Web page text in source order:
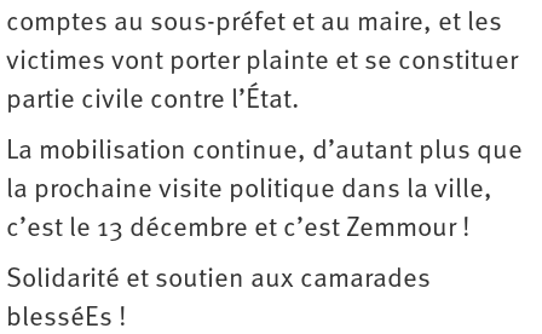
comptes au sous-préfet et au maire, et les
victimes vont porter plainte et se constituer
partie civile contre l’État.
La mobilisation continue, d’autant plus que
la prochaine visite politique dans la ville,
c’est le 13 décembre et c’est Zemmour !
Solidarité et soutien aux camarades
blesséEs !